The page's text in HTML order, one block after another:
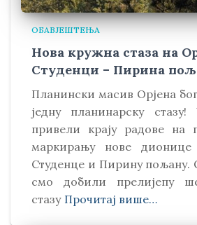
ОБАВЈЕШТЕЊА
Нова кружна стаза на
Студенци – Пирина
Планински масив Орјена
једну планинарску
привели крају радове на
маркирању нове дионице
Студенце и Пирину пољану.
смо добили прелијепу
стазу Прочитај више…